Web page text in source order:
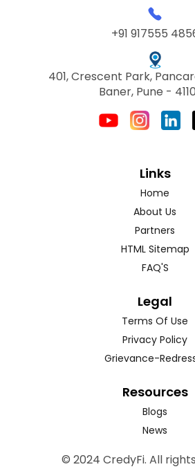
+91 917555
401, Crescent Park,
Baner, Pune -
Links
Home
About Us
Partners
HTML Sitemap
FAQ'S
Legal
Terms Of Use
Privacy Policy
Grievance-
Resources
Blogs
News
© 2024 CredyFi. All